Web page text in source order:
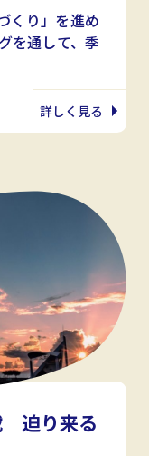
くり」を進め
を通して、季
詳しく見る
迫り来る